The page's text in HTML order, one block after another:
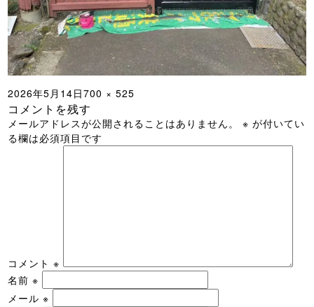
投
稿
日:
2026年5月14日フ
ル
サ
イ
700 × 525
コメントを残す
メールアドレスが公開されることはありません。 ※ が付いてい
る欄は必須項目です
コメント※
名前※
メール※